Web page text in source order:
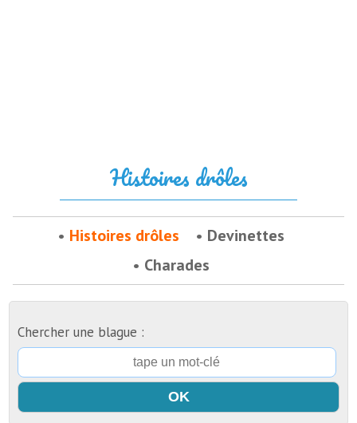
Histoires drôles
Histoires drôles
Devinettes
Charades
Chercher une blague :